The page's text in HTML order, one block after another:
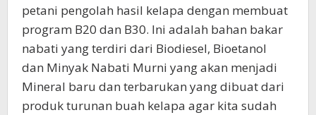
petani pengolah hasil kelapa dengan membuat
program B20 dan B30. Ini adalah bahan bakar
nabati yang terdiri dari Biodiesel, Bioetanol
dan Minyak Nabati Murni yang akan menjadi
Mineral baru dan terbarukan yang dibuat dari
produk turunan buah kelapa agar kita sudah